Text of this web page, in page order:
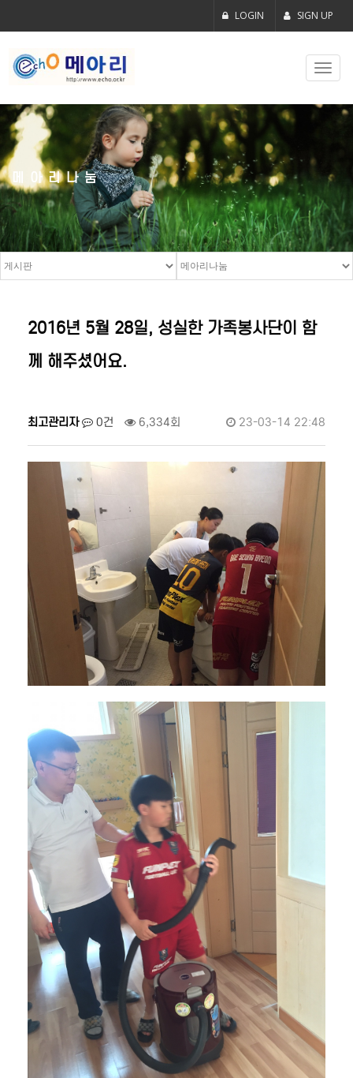
LOGIN SIGN UP
메아리나눔
2016년 5월 28일, 성실한 가족봉사단이 함
께 해주셨어요.
최고관리자 0건 6,334회 23-03-14 22:48